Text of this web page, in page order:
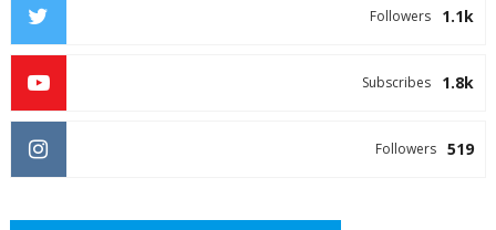
1.1k
Followers
1.8k
Subscribes
519
Followers